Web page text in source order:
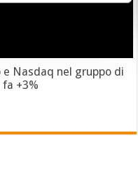
e Nasdaq nel gruppo di
+3%